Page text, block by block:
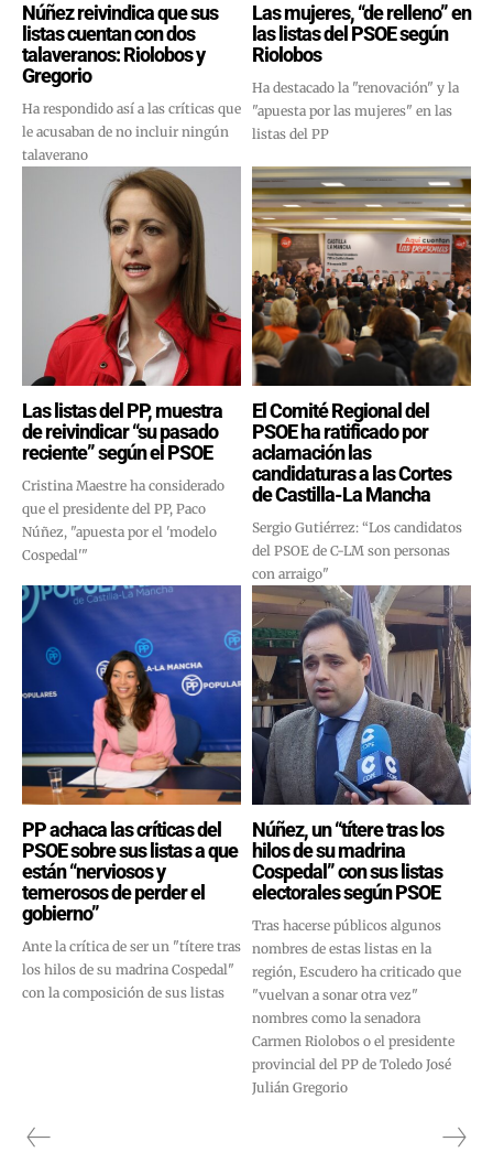
Núñez reivindica que sus
listas cuentan con dos
talaveranos: Riolobos y
Gregorio
Ha respondido así a las críticas que
le acusaban de no incluir ningún
talaverano
Las mujeres, “de relleno” en
las listas del PSOE según
Riolobos
Ha destacado la "renovación" y la
"apuesta por las mujeres" en las
listas del PP
Las listas del PP, muestra
de reivindicar “su pasado
reciente” según el PSOE
Cristina Maestre ha considerado
que el presidente del PP, Paco
Núñez, "apuesta por el 'modelo
Cospedal'"
El Comité Regional del
PSOE ha ratificado por
aclamación las
candidaturas a las Cortes
de Castilla-La Mancha
Sergio Gutiérrez: “Los candidatos
del PSOE de C-LM son personas
con arraigo"
PP achaca las críticas del
PSOE sobre sus listas a que
están “nerviosos y
temerosos de perder el
gobierno”
Ante la crítica de ser un "títere tras
los hilos de su madrina Cospedal"
con la composición de sus listas
Núñez, un “títere tras los
hilos de su madrina
Cospedal” con sus listas
electorales según PSOE
Tras hacerse públicos algunos
nombres de estas listas en la
región, Escudero ha criticado que
"vuelvan a sonar otra vez"
nombres como la senadora
Carmen Riolobos o el presidente
provincial del PP de Toledo José
Julián Gregorio